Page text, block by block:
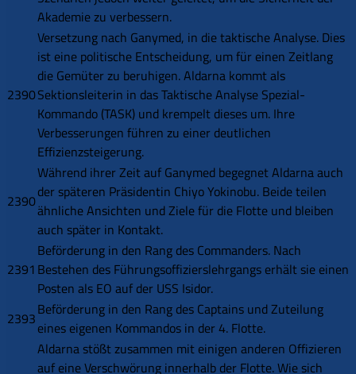
Akademie zu verbessern.
2390
Versetzung nach Ganymed, in die taktische Analyse. Dies
ist eine politische Entscheidung, um für einen Zeitlang
die Gemüter zu beruhigen. Aldarna kommt als
Sektionsleiterin in das Taktische Analyse Spezial-
Kommando (TASK) und krempelt dieses um. Ihre
Verbesserungen führen zu einer deutlichen
Effizienzsteigerung.
2390
Während ihrer Zeit auf Ganymed begegnet Aldarna auch
der späteren Präsidentin Chiyo Yokinobu. Beide teilen
ähnliche Ansichten und Ziele für die Flotte und bleiben
auch später in Kontakt.
2391
Beförderung in den Rang des Commanders. Nach
Bestehen des Führungsoffizierslehrgangs erhält sie einen
Posten als EO auf der USS Isidor.
2393Beförderung in den Rang des Captains und Zuteilung
eines eigenen Kommandos in der 4. Flotte.
Aldarna stößt zusammen mit einigen anderen Offizieren
auf eine Verschwörung innerhalb der Flotte. Wie sich